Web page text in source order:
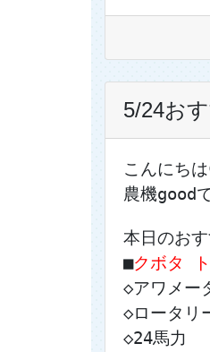
5/24お
こんにち
農機good
本日のお
■クボタ
◇アワメー
◇ロータリ
◇24馬力